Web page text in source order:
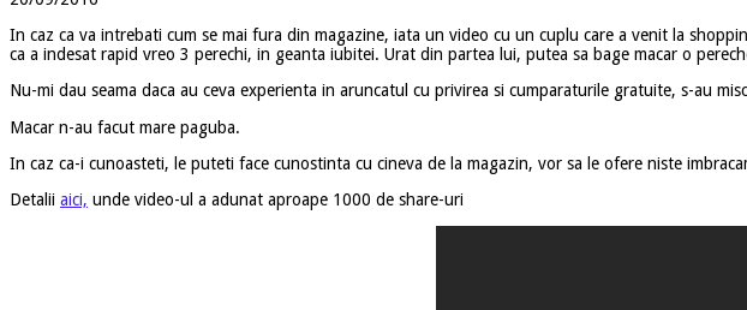
In caz ca va intrebati cum se mai fura din magazine, iata un video cu un cuplu care a venit la
ca a indesat rapid vreo 3 perechi, in geanta iubitei. Urat din partea lui, putea sa bage macar o
Nu-mi dau seama daca au ceva experienta in aruncatul cu privirea si cumparaturile gratuite, s-au
Macar n-au facut mare paguba.
In caz ca-i cunoasteti, le puteti face cunostinta cu cineva de la magazin, vor sa le ofere niste
Detalii aici, unde video-ul a adunat aproape 1000 de share-uri